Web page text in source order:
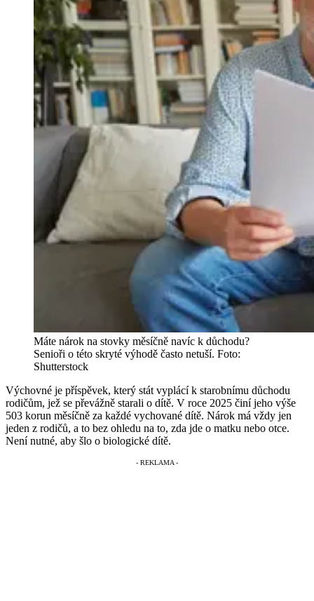
Máte nárok na stovky měsíčně navíc k důchodu?
Senioři o této skryté výhodě často netuší. Foto:
Shutterstock
Výchovné je příspěvek, který stát vyplácí k starobnímu důchodu
rodičům, jež se převážně starali o dítě. V roce 2025 činí jeho výše
503 korun měsíčně za každé vychované dítě. Nárok má vždy jen
jeden z rodičů, a to bez ohledu na to, zda jde o matku nebo otce.
Není nutné, aby šlo o biologické dítě.